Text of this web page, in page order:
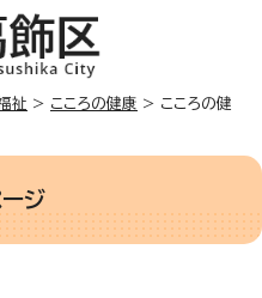
祉 > こころの健康 > こころの健
ジ